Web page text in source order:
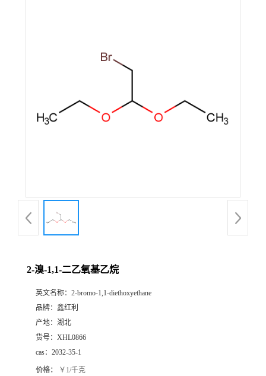
2-溴-1,1-二乙氧基乙烷
英文名称： 2-bromo-1,1-diethoxyethane
品牌： 鑫红利
产地： 湖北
货号： XHL0866
cas： 2032-35-1
价格： ￥1/千克